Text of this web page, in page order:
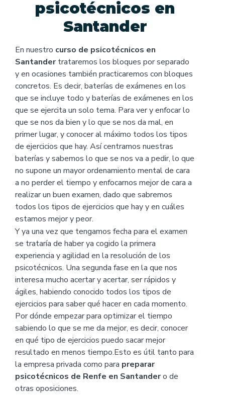
psicotécnicos en
Santander
En nuestro curso de psicotécnicos en
Santandertrataremos los bloques por separado
y en ocasiones también practicaremos con bloques
concretos. Es decir, baterías de exámenes en los
que se incluye todo y baterías de exámenes en los
que se ejercita un solo tema. Para ver y enfocar lo
que se nos da bien y lo que se nos da mal, en
primer lugar, y conocer al máximo todos los tipos
de ejercicios que hay. Así centramos nuestras
baterías y sabemos lo que se nos va a pedir, lo que
no supone un mayor ordenamiento mental de cara
a no perder el tiempo y enfocarnos mejor de cara a
realizar un buen examen, dado que sabremos
todos los tipos de ejercicios que hay y en cuáles
estamos mejor y peor.
Y ya una vez que tengamos fecha para el examen
se trataría de haber ya cogido la primera
experiencia y agilidad en la resolución de los
psicotécnicos. Una segunda fase en la que nos
interesa mucho acertar y acertar, ser rápidos y
ágiles, habiendo conocido todos los tipos de
ejercicios para saber qué hacer en cada momento.
Por dónde empezar para optimizar el tiempo
sabiendo lo que se me da mejor, es decir, conocer
en qué tipo de ejercicios puedo sacar mejor
resultado en menos tiempo.Esto es útil tanto para
la empresa privada como para preparar
psicotécnicos de Renfe en Santandero de
otras oposiciones.